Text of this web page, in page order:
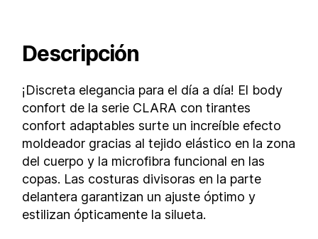
Descripción
¡Discreta elegancia para el día a día! El body
confort de la serie CLARA con tirantes
confort adaptables surte un increíble efecto
moldeador gracias al tejido elástico en la zona
del cuerpo y la microfibra funcional en las
copas. Las costuras divisoras en la parte
delantera garantizan un ajuste óptimo y
estilizan ópticamente la silueta.